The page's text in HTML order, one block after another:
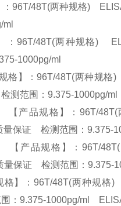
96T/48T(两种规格)
ml
96T/48T(两种规格)
1000pg/ml
】：96T/48T(两种规格)
测范围：9.375-1000pg/
产品规格】：96T/
量保证 检测范围：9.375-
产品规格】：96T/
量保证 检测范围：9.375-
：96T/48T(两种规格)
：9.375-1000pg/ml